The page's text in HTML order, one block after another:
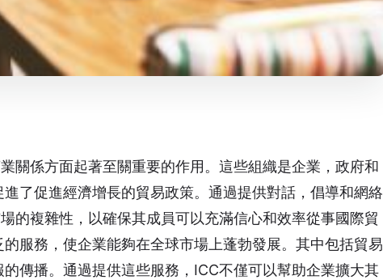
關係方面起著至關重要的作用。這些組織是企業，政府和
了促進經濟增長的貿易政策。通過提供對話，倡導和網絡
的複雜性，以確保其成員可以充滿信心和效率從事國際貿
服務，使企業能夠在全球市場上蓬勃發展。其中包括貿易
傳播。通過提供這些服務，ICC不僅可以幫助企業擴大其